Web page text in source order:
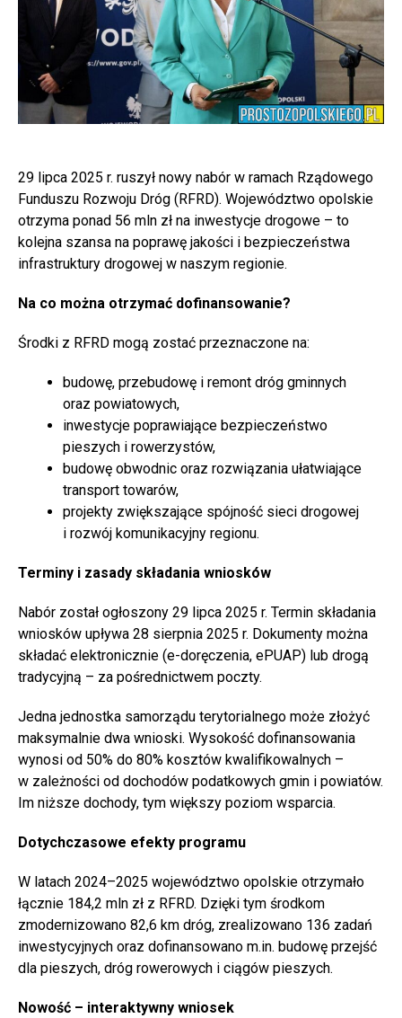
29 lipca 2025 r. ruszył nowy nabór w ramach Rządowego
Funduszu Rozwoju Dróg (RFRD). Województwo opolskie
otrzyma ponad 56 mln zł na inwestycje drogowe – to
kolejna szansa na poprawę jakości i bezpieczeństwa
infrastruktury drogowej w naszym regionie.
Na co można otrzymać dofinansowanie?
Środki z RFRD mogą zostać przeznaczone na:
budowę, przebudowę i remont dróg gminnych
oraz powiatowych,
inwestycje poprawiające bezpieczeństwo
pieszych i rowerzystów,
budowę obwodnic oraz rozwiązania ułatwiające
transport towarów,
projekty zwiększające spójność sieci drogowej
i rozwój komunikacyjny regionu.
Terminy i zasady składania wniosków
Nabór został ogłoszony 29 lipca 2025 r. Termin składania
wniosków upływa 28 sierpnia 2025 r. Dokumenty można
składać elektronicznie (e-doręczenia, ePUAP) lub drogą
tradycyjną – za pośrednictwem poczty.
Jedna jednostka samorządu terytorialnego może złożyć
maksymalnie dwa wnioski. Wysokość dofinansowania
wynosi od 50% do 80% kosztów kwalifikowalnych –
w zależności od dochodów podatkowych gmin i powiatów.
Im niższe dochody, tym większy poziom wsparcia.
Dotychczasowe efekty programu
W latach 2024–2025 województwo opolskie otrzymało
łącznie 184,2 mln zł z RFRD. Dzięki tym środkom
zmodernizowano 82,6 km dróg, zrealizowano 136 zadań
inwestycyjnych oraz dofinansowano m.in. budowę przejść
dla pieszych, dróg rowerowych i ciągów pieszych.
Nowość – interaktywny wniosek